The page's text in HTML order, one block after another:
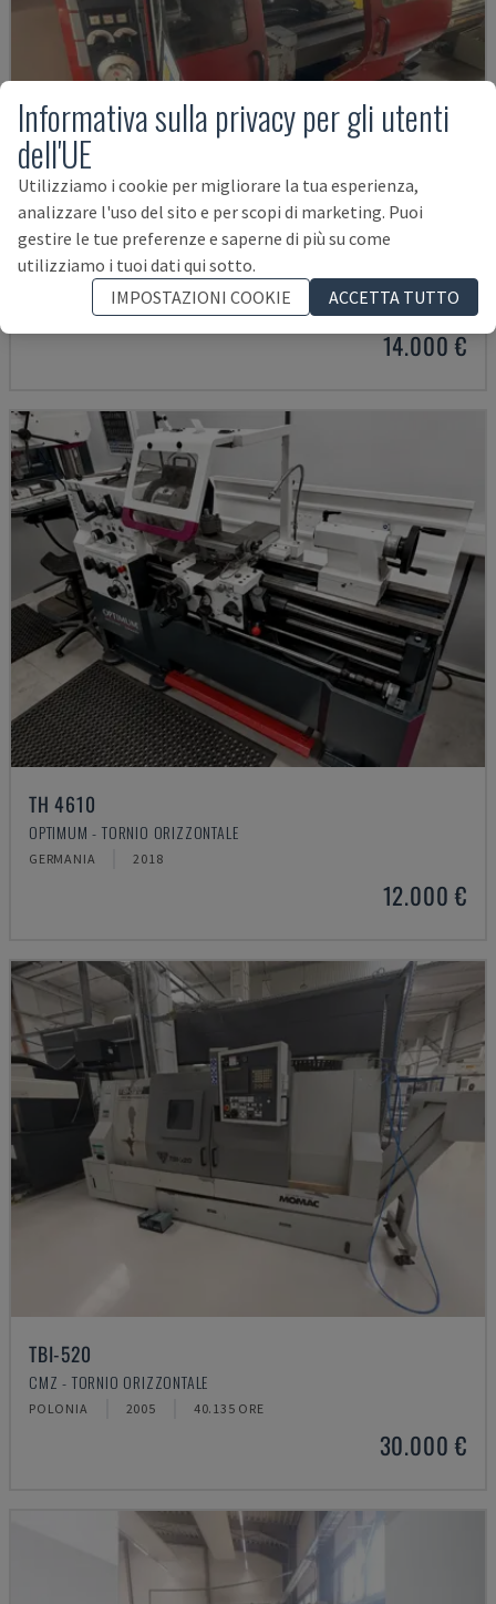
EMCOMAT 200X1000
EMCO - TORNIO ORIZZONTALE
GERMANIA 2001
14.000 €
TH 4610
OPTIMUM - TORNIO ORIZZONTALE
GERMANIA 2018
12.000 €
TBI-520
CMZ - TORNIO ORIZZONTALE
POLONIA 2005 40.135 ORE
30.000 €
Informativa sulla privacy per gli utenti
dell'UE
Utilizziamo i cookie per migliorare la tua esperienza,
analizzare l'uso del sito e per scopi di marketing. Puoi
gestire le tue preferenze e saperne di più su come
utilizziamo i tuoi dati qui sotto.
IMPOSTAZIONI COOKIE
ACCETTA TUTTO